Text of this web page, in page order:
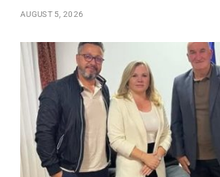
AUGUST 5, 2026